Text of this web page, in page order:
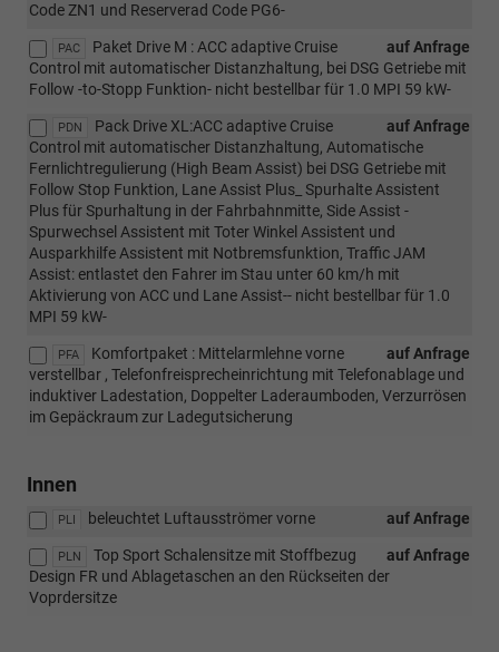
Code ZN1 und Reserverad Code PG6-
PAC auf Anfrage
Paket Drive M : ACC adaptive Cruise
Control mit automatischer Distanzhaltung, bei DSG Getriebe mit
Follow -to-Stopp Funktion- nicht bestellbar für 1.0 MPI 59 kW-
PDN auf Anfrage
Pack Drive XL:ACC adaptive Cruise
Control mit automatischer Distanzhaltung, Automatische
Fernlichtregulierung (High Beam Assist) bei DSG Getriebe mit
Follow Stop Funktion, Lane Assist Plus_ Spurhalte Assistent
Plus für Spurhaltung in der Fahrbahnmitte, Side Assist -
Spurwechsel Assistent mit Toter Winkel Assistent und
Ausparkhilfe Assistent mit Notbremsfunktion, Traffic JAM
Assist: entlastet den Fahrer im Stau unter 60 km/h mit
Aktivierung von ACC und Lane Assist-- nicht bestellbar für 1.0
MPI 59 kW-
PFA auf Anfrage
Komfortpaket : Mittelarmlehne vorne
verstellbar , Telefonfreisprecheinrichtung mit Telefonablage und
induktiver Ladestation, Doppelter Laderaumboden, Verzurrösen
im Gepäckraum zur Ladegutsicherung
Innen
PLI auf Anfrage
beleuchtet Luftausströmer vorne
PLN auf Anfrage
Top Sport Schalensitze mit Stoffbezug
Design FR und Ablagetaschen an den Rückseiten der
Voprdersitze